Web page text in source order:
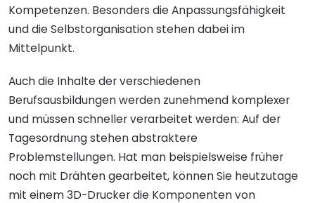
Kompetenzen. Besonders die Anpassungsfähigkeit
und die Selbstorganisation stehen dabei im
Mittelpunkt.
Auch die Inhalte der verschiedenen
Berufsausbildungen werden zunehmend komplexer
und müssen schneller verarbeitet werden: Auf der
Tagesordnung stehen abstraktere
Problemstellungen. Hat man beispielsweise früher
noch mit Drähten gearbeitet, können Sie heutzutage
mit einem 3D-Drucker die Komponenten von